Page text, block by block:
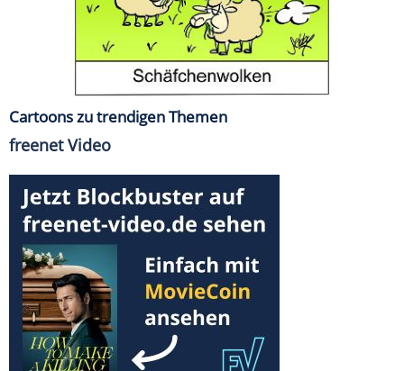
Cartoons zu trendigen Themen
freenet Video